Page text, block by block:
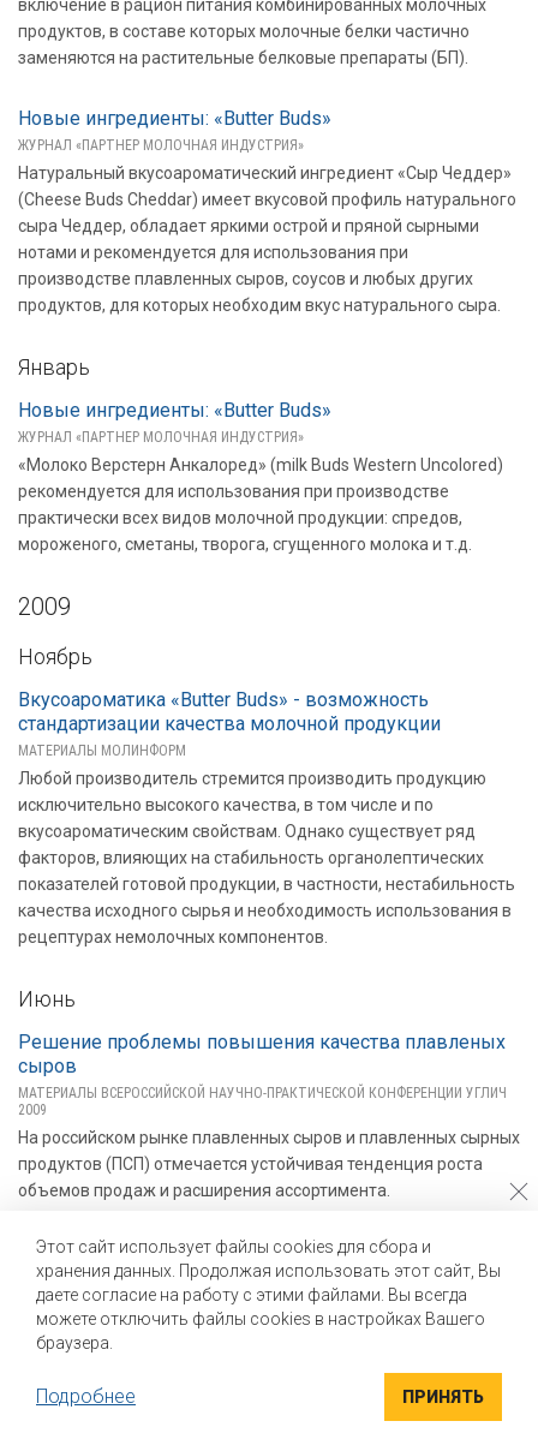
включение в рацион питания комбинированных молочных
продуктов, в составе которых молочные белки частично
заменяются на растительные белковые препараты (БП).
Новые ингредиенты: «Butter Buds»
ЖУРНАЛ «ПАРТНЕР МОЛОЧНАЯ ИНДУСТРИЯ»
Натуральный вкусоароматический ингредиент «Сыр Чеддер»
(Cheese Buds Cheddar) имеет вкусовой профиль натурального
сыра Чеддер, обладает яркими острой и пряной сырными
нотами и рекомендуется для использования при
производстве плавленных сыров, соусов и любых других
продуктов, для которых необходим вкус натурального сыра.
Январь
Новые ингредиенты: «Butter Buds»
ЖУРНАЛ «ПАРТНЕР МОЛОЧНАЯ ИНДУСТРИЯ»
«Молоко Верстерн Анкалоред» (milk Buds Western Uncolored)
рекомендуется для использования при производстве
практически всех видов молочной продукции: спредов,
мороженого, сметаны, творога, сгущенного молока и т.д.
2009
Ноябрь
Вкусоароматика «Butter Buds» - возможность
стандартизации качества молочной продукции
МАТЕРИАЛЫ МОЛИНФОРМ
Любой производитель стремится производить продукцию
исключительно высокого качества, в том числе и по
вкусоароматическим свойствам. Однако существует ряд
факторов, влияющих на стабильность органолептических
показателей готовой продукции, в частности, нестабильность
качества исходного сырья и необходимость использования в
рецептурах немолочных компонентов.
Июнь
Решение проблемы повышения качества плавленых
сыров
МАТЕРИАЛЫ ВСЕРОССИЙСКОЙ НАУЧНО-ПРАКТИЧЕСКОЙ КОНФЕРЕНЦИИ УГЛИЧ
2009
На российском рынке плавленных сыров и плавленных сырных
продуктов (ПСП) отмечается устойчивая тенденция роста
объемов продаж и расширения ассортимента.
Научно-практическая конференция в Угличе
«Плавленные сыры: нормативная база, сырье, ингредиенты,
передовые технологии, оборудование, маркировка» - под
таким названием во ВНИИ маслоделия и сыроделия в начале
Этот сайт использует файлы cookies для сбора и
хранения данных. Продолжая использовать этот сайт, Вы
даете согласие на работу с этими файлами. Вы всегда
можете отключить файлы cookies в настройках Вашего
браузера.
Подробнее ПРИНЯТЬ